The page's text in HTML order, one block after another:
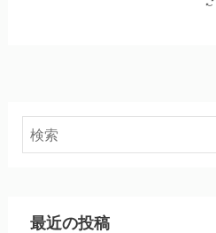
最近の投稿